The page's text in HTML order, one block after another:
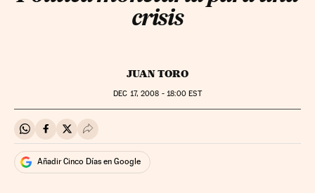
crisis
JUAN TORO
DEC 17, 2008 - 18:00 EST
Compartir en Whatsapp
Compartir en Facebook
Compartir en Twitter
Desplegar Redes Sociales
Añadir Cinco Días en Google